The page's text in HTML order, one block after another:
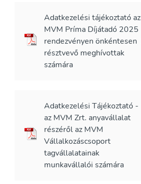
Adatkezelési tájékoztató az
MVM Príma Díjátadó 2025
rendezvényen önkéntesen
résztvevő meghívottak
számára
Adatkezelési Tájékoztató -
az MVM Zrt. anyavállalat
részéről az MVM
Vállalkozáscsoport
tagvállalatainak
munkavállalói számára